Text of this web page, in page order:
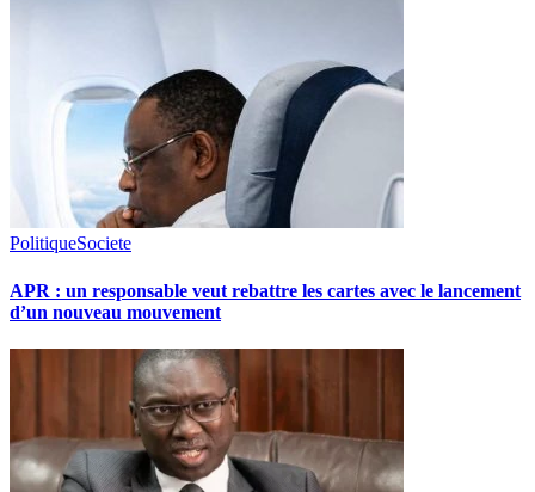
PolitiqueSociete
APR : un responsable veut rebattre les cartes avec le lancement
d’un nouveau mouvement